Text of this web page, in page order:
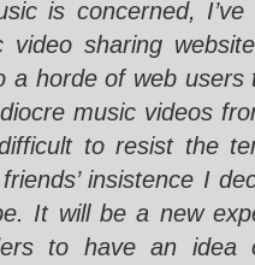
is concerned,
video sharing
a horde of web
music videos
to resist the
insistence I
It will be a new
to have an idea